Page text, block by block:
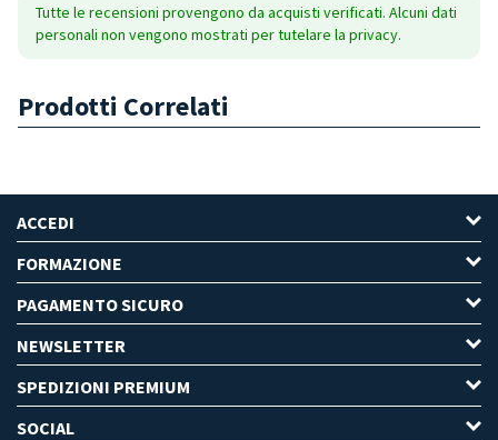
Tutte le recensioni provengono da acquisti verificati. Alcuni dati
personali non vengono mostrati per tutelare la privacy.
Prodotti Correlati
ACCEDI
FORMAZIONE
PAGAMENTO SICURO
NEWSLETTER
SPEDIZIONI PREMIUM
SOCIAL